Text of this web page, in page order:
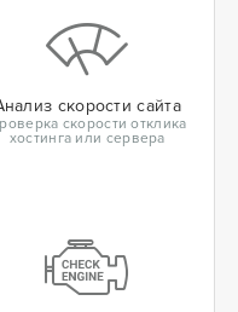
скорости сайта
скорости отклика
хостинга или сервера